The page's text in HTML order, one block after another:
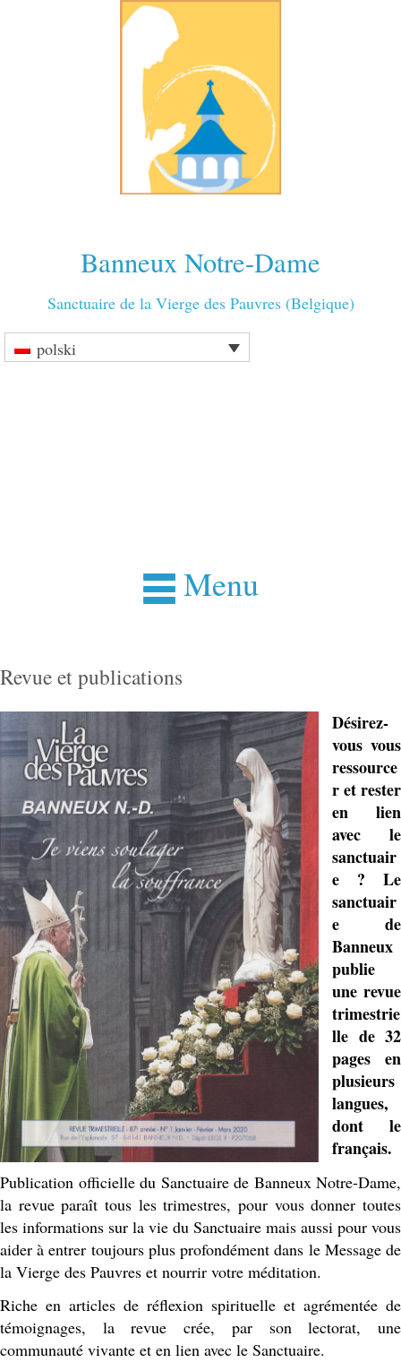
Banneux Notre-Dame
Sanctuaire de la Vierge des Pauvres (Belgique)
polski
Menu
Revue et publications
Désirez-
vous vous
ressource
r et rester
en lien
avec le
sanctuair
e ? Le
sanctuair
e de
Banneux
publie
une revue
trimestrie
lle de 32
pages en
plusieurs
langues,
dont le
français.
Publication officielle du Sanctuaire de Banneux Notre-Dame,
la revue paraît tous les trimestres, pour vous donner toutes
les informations sur la vie du Sanctuaire mais aussi pour vous
aider à entrer toujours plus profondément dans le Message de
la Vierge des Pauvres et nourrir votre méditation.
Riche en articles de réflexion spirituelle et agrémentée de
témoignages, la revue crée, par son lectorat, une
communauté vivante et en lien avec le Sanctuaire.